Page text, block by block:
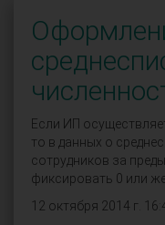
Если ИП
то в данных о
сотрудников за
фиксировать 0 или
12 октября 2014 г.